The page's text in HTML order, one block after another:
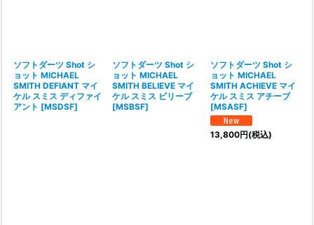
ソフトダーツ Shot シ
ョット MICHAEL
SMITH DEFIANT マイ
ケル スミス ディファイ
アント [MSDSF]
ソフトダーツ Shot シ
ョット MICHAEL
SMITH BELIEVE マイ
ケル スミス ビリーブ
[MSBSF]
ソフトダーツ Shot シ
ョット MICHAEL
SMITH ACHIEVE マイ
ケル スミス アチーブ
[MSASF]
13,800円(税込)